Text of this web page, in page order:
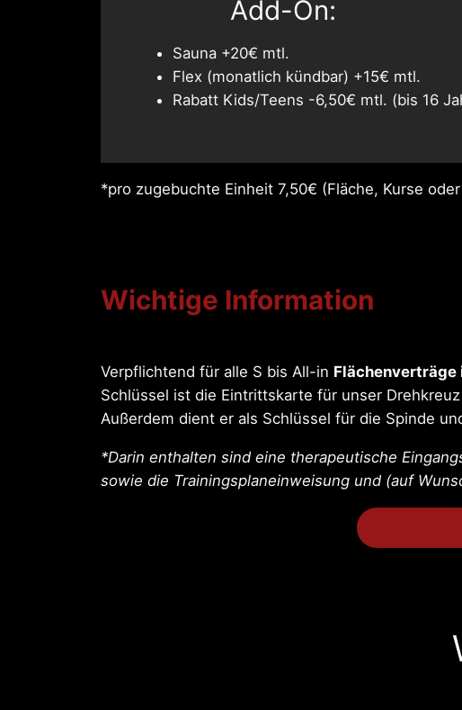
Add-On:
Sauna +20€ mtl.
Flex (monatlich kündbar) +15€ mtl.
Rabatt Kids/Teens -6,50€ mtl. (bis 16
*pro zugebuchte Einheit 7,50€ (Fläche, Kurse oder
Wichtige Information
Verpflichtend für alle S bis All-in Flächenverträge
Schlüssel ist die Eintrittskarte für unser
Außerdem dient er als Schlüssel für die Spinde
*Darin enthalten sind eine therapeutische
sowie die Trainingsplaneinweisung und (auf